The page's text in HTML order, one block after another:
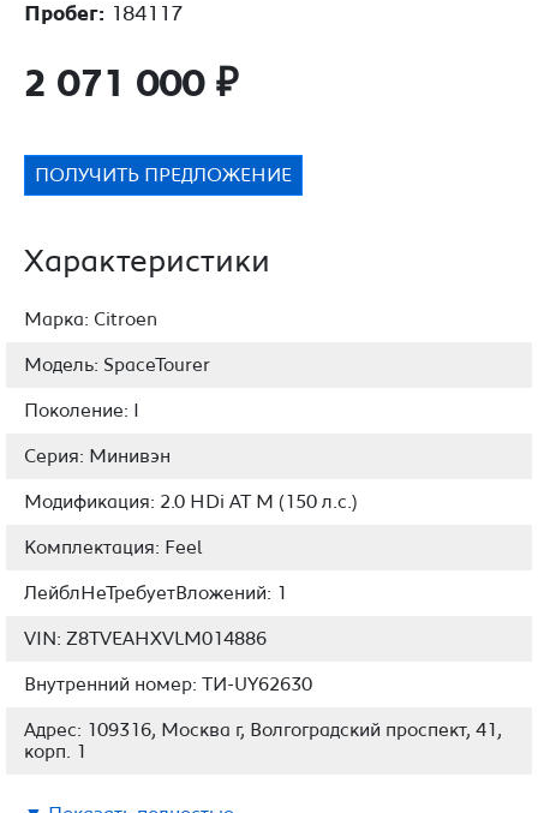
Пробег: 184117
2 071 000 ₽
ПОЛУЧИТЬ ПРЕДЛОЖЕНИЕ
Характеристики
Марка: Citroen
Модель: SpaceTourer
Поколение: I
Серия: Минивэн
Модификация: 2.0 HDi AT M (150 л.с.)
Комплектация: Feel
ЛейблНеТребуетВложений: 1
VIN: Z8TVEAHXVLM014886
Внутренний номер: ТИ-UY62630
Адрес: 109316, Москва г, Волгоградский проспект, 41,
корп. 1